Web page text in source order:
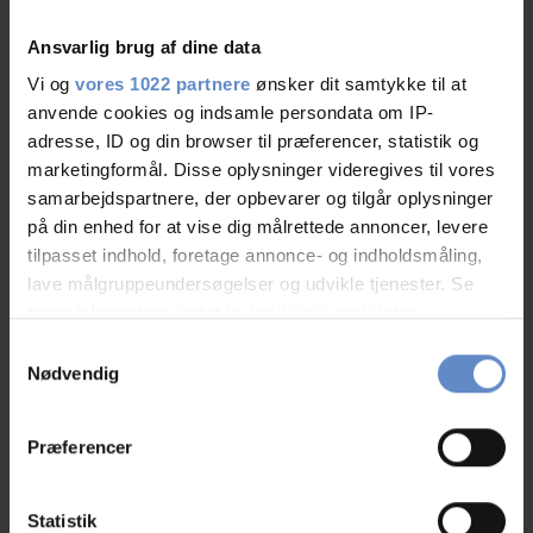
Ansvarlig brug af dine data
Vi og vores 1022 partnere ønsker dit samtykke til at
anvende cookies og indsamle persondata om IP-
adresse, ID og din browser til præferencer, statistik og
marketingformål. Disse oplysninger videregives til vores
samarbejdspartnere, der opbevarer og tilgår oplysninger
på din enhed for at vise dig målrettede annoncer, levere
tilpasset indhold, foretage annonce- og indholdsmåling,
lave målgruppeundersøgelser og udvikle tjenester. Se
tilbage eller ændre indstillinger fra vores
"Cookiedeklaration", eller ved at trykke på "Privacy
Indsamle præcise oplysninger om din placering,
Nødvendig
Præferencer
Statistik
several year and we are still enjoyed.
Tomáš Kočí, Prague
Morten
Familie med børn, DK
8,50 ud af 10
Kan absolut ikke klage til prisen. Brusehovedet kunne
hylderne, men derudover var det rigtig fint og rent.